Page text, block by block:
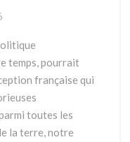
temps, pourrait
française qui
toutes les
la terre, notre